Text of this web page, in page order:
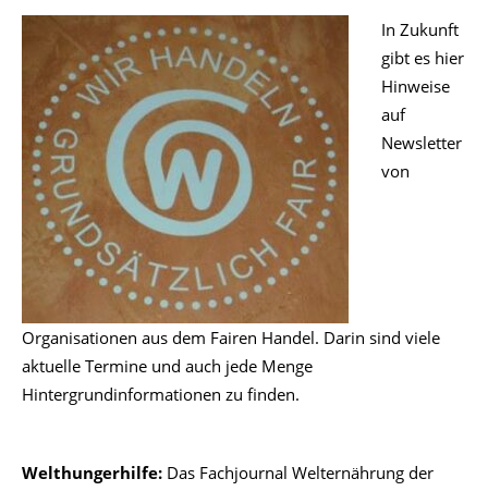
In Zukunft
gibt es hier
Hinweise
auf
Newsletter
von
Organisationen aus dem Fairen Handel. Darin sind viele
aktuelle Termine und auch jede Menge
Hintergrundinformationen zu finden.
Welthungerhilfe: Das Fachjournal Welternährung der